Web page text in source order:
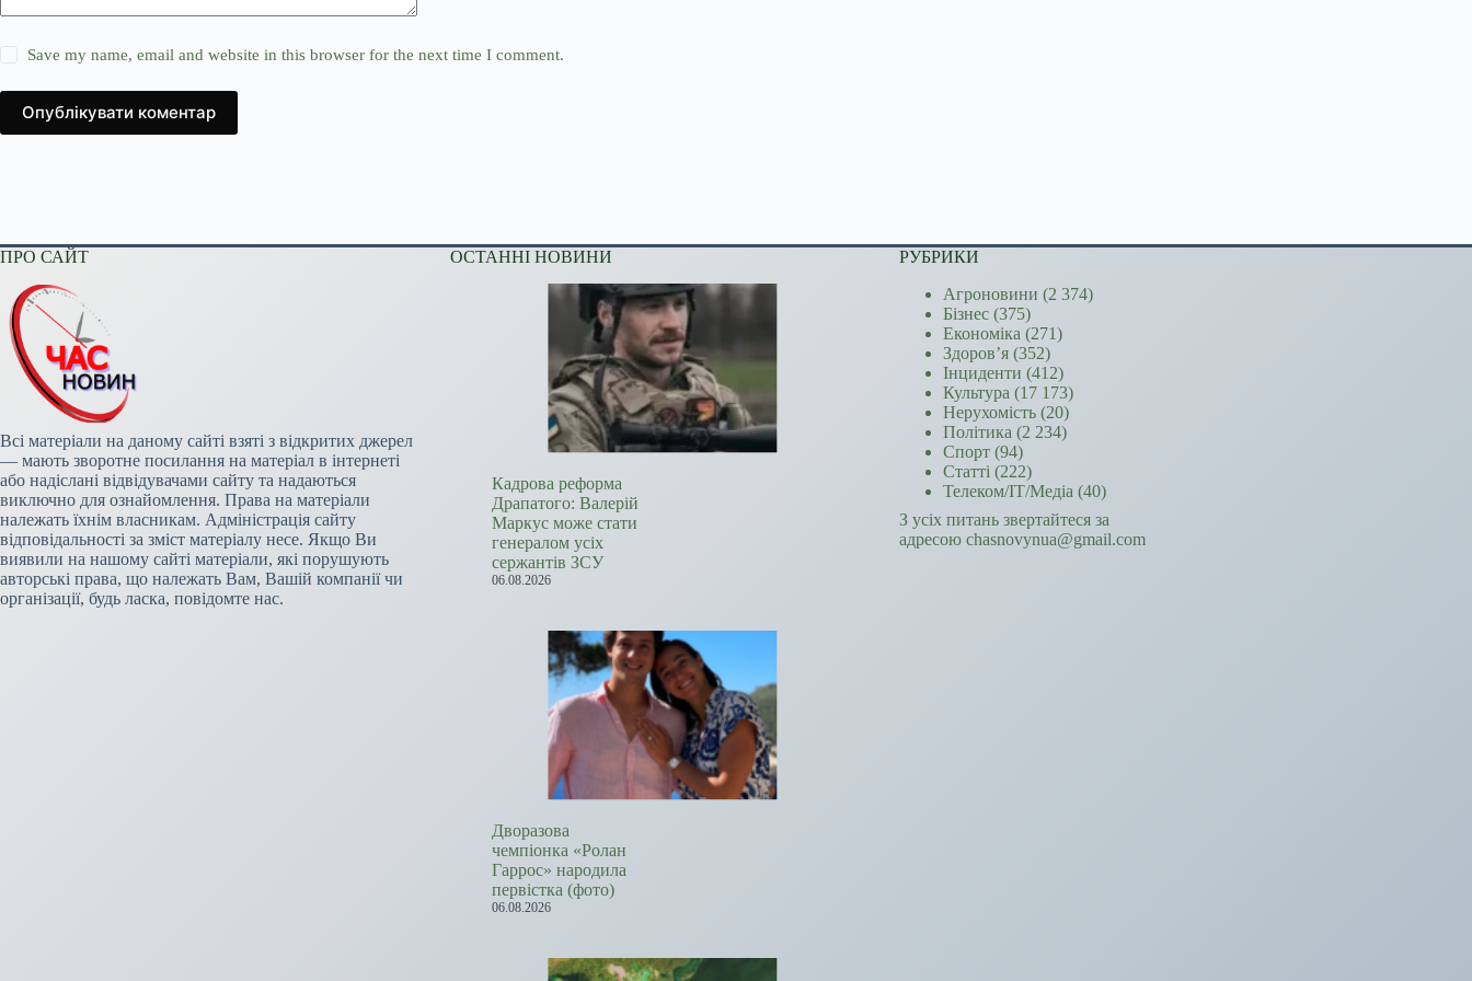
Save my name, email and website in this browser for the next time I comment.
Опублікувати коментар
ПРО САЙТ
Всі матеріали на даному сайті взяті з відкритих джерел
— мають зворотне посилання на матеріал в інтернеті
або надіслані відвідувачами сайту та надаються
виключно для ознайомлення. Права на матеріали
належать їхнім власникам. Адміністрація сайту
відповідальності за зміст матеріалу несе. Якщо Ви
виявили на нашому сайті матеріали, які порушують
авторські права, що належать Вам, Вашій компанії чи
організації, будь ласка, повідомте нас.
ОСТАННІ НОВИНИ
Кадрова реформа
Драпатого: Валерій
Маркус може стати
генералом усіх
сержантів ЗСУ
06.08.2026
Дворазова
чемпіонка «Ролан
Гаррос» народила
первістка (фото)
06.08.2026
РУБРИКИ
Агроновини (2 374)
Бізнес (375)
Економіка (271)
Здоров’я (352)
Інциденти (412)
Культура (17 173)
Нерухомість (20)
Політика (2 234)
Спорт (94)
Статті (222)
Телеком/ІТ/Медіа (40)
З усіх питань звертайтеся за
адресою chasnovynua@gmail.com